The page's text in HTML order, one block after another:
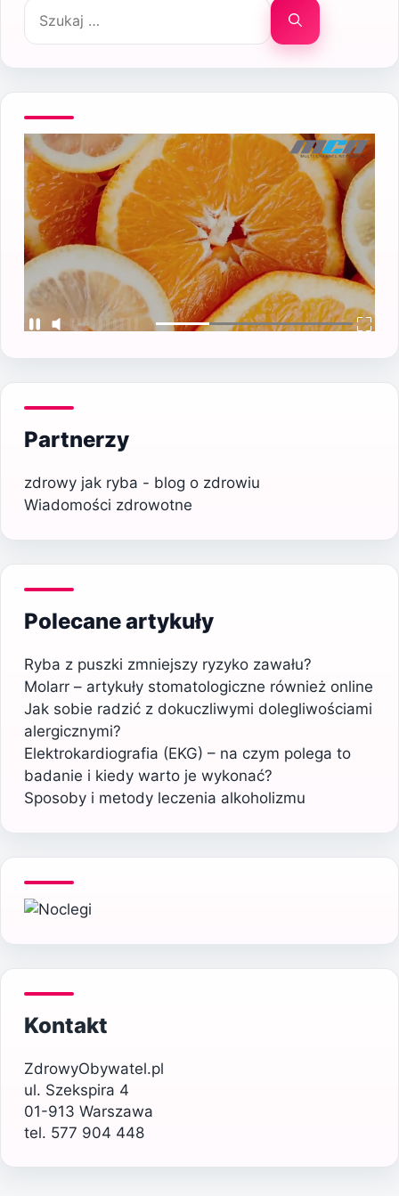
Szukaj:
Partnerzy
zdrowy jak ryba - blog o zdrowiu
Wiadomości zdrowotne
Polecane artykuły
Ryba z puszki zmniejszy ryzyko zawału?
Molarr – artykuły stomatologiczne również online
Jak sobie radzić z dokuczliwymi dolegliwościami
alergicznymi?
Elektrokardiografia (EKG) – na czym polega to
badanie i kiedy warto je wykonać?
Sposoby i metody leczenia alkoholizmu
Kontakt
ZdrowyObywatel.pl
ul. Szekspira 4
01-913 Warszawa
tel. 577 904 448